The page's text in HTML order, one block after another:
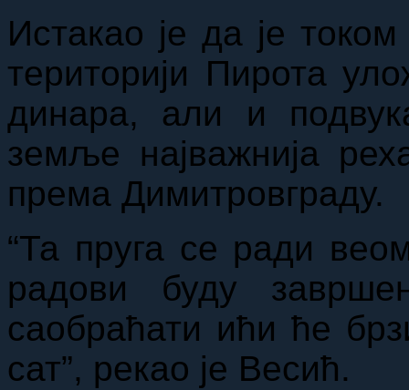
Истакао је да је
територији Пирота
динара, али и
земље најважнија
према Димитровграду.
“Та пруга се ради
радови буду
саобраћати ићи ће
сат”, рекао је Весић.